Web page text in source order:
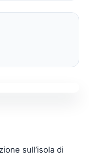
sull’isola di